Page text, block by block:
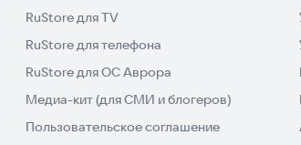
RuStore для TV
RuStore для телефона
RuStore для ОС Аврора
Медиа-кит (для СМИ и блогеров)
Пользовательское соглашение